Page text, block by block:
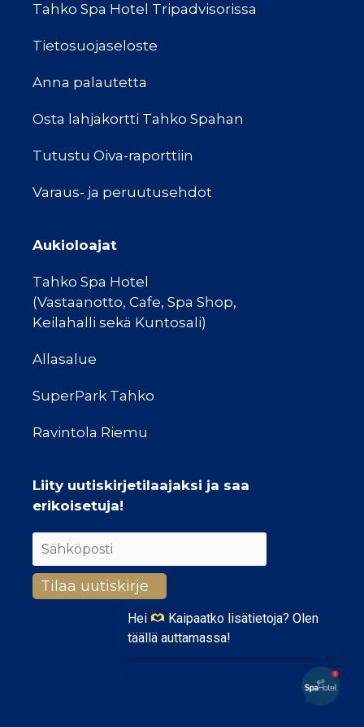
Hei
Kaipaatko lisätietoja? Olen
täällä auttamassa!
Tahko Spa Hotel Tripadvisorissa
Tietosuojaseloste
Anna palautetta
Osta lahjakortti Tahko Spahan
Tutustu Oiva-raporttiin
Varaus- ja peruutusehdot
Aukioloajat
Tahko Spa Hotel
(Vastaanotto, Cafe, Spa Shop,
Keilahalli sekä Kuntosali)
Allasalue
SuperPark Tahko
Ravintola Riemu
Liity uutiskirjetilaajaksi ja saa
erikoisetuja!